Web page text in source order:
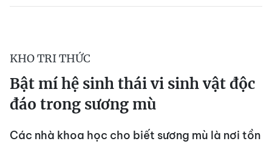
KHO TRI THỨC
Bật mí hệ sinh thái vi sinh vật độc
đáo trong sương mù
Các nhà khoa học cho biết sương mù là nơi tồn